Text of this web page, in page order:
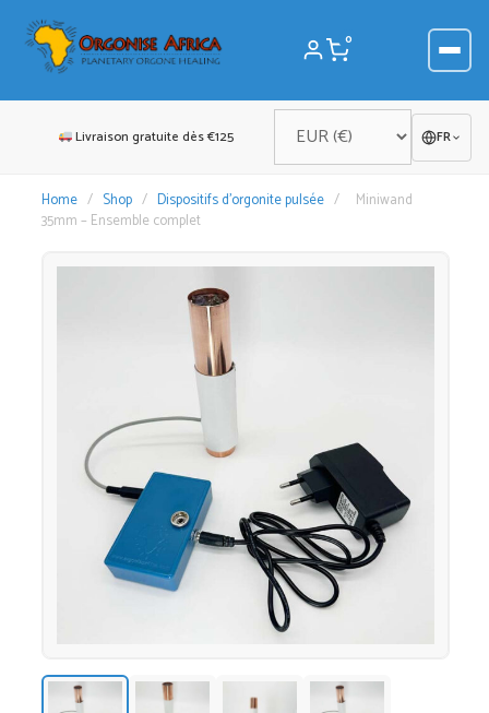
contenu
0
Livraison gratuite dès €125 FR
Home / Shop / Dispositifs d'orgonite pulsée /
Miniwand
35mm – Ensemble complet